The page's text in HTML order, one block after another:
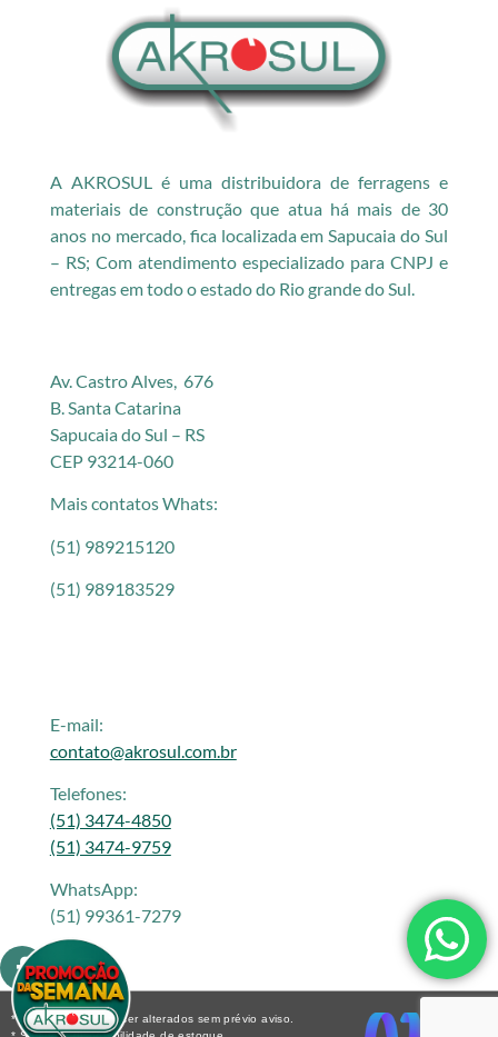
A AKROSUL é uma distribuidora de ferragens e
materiais de construção que atua há mais de 30
anos no mercado, fica localizada em Sapucaia do Sul
– RS; Com atendimento especializado para CNPJ e
entregas em todo o estado do Rio grande do Sul.
Av. Castro Alves, 676
B. Santa Catarina
Sapucaia do Sul – RS
CEP 93214-060
Mais contatos Whats:
(51) 989215120
(51) 989183529
E-mail:
contato@akrosul.com.br
Telefones:
(51) 3474-4850
(51) 3474-9759
WhatsApp:
(51) 99361-7279
* Os preços podem ser alterados sem prévio aviso.